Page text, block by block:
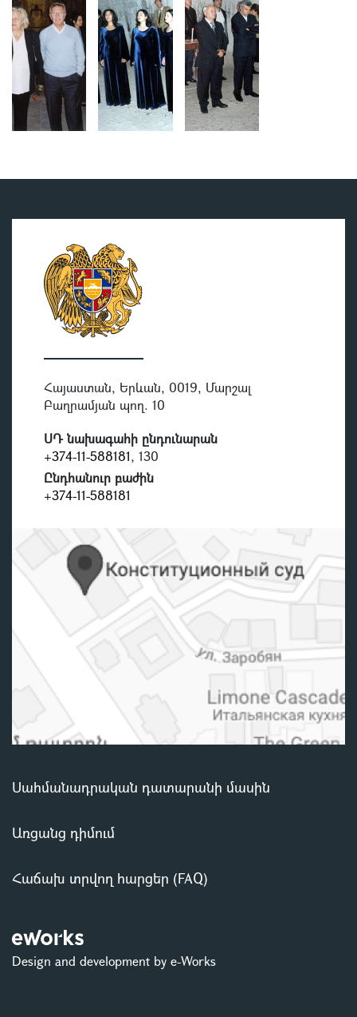
Հայաստան, Երևան, 0019, Մարշալ
Բաղրամյան պող. 10
ՍԴ նախագահի ընդունարան
+374-11-588181, 130
Ընդհանուր բաժին
+374-11-588181
Սահմանադրական դատարանի մասին
Առցանց դիմում
Հաճախ տրվող հարցեր (FAQ)
Design and development by e-Works